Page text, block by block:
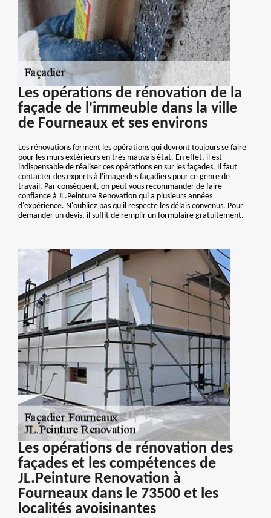
Les opérations de rénovation de la
façade de l'immeuble dans la ville
de Fourneaux et ses environs
Les rénovations forment les opérations qui devront toujours se faire
pour les murs extérieurs en très mauvais état. En effet, il est
indispensable de réaliser ces opérations en sur les façades. Il faut
contacter des experts à l'image des façadiers pour ce genre de
travail. Par conséquent, on peut vous recommander de faire
confiance à JL.Peinture Renovation qui a plusieurs années
d'expérience. N'oubliez pas qu'il respecte les délais convenus. Pour
demander un devis, il suffit de remplir un formulaire gratuitement.
Les opérations de rénovation des
façades et les compétences de
JL.Peinture Renovation à
Fourneaux dans le 73500 et les
localités avoisinantes